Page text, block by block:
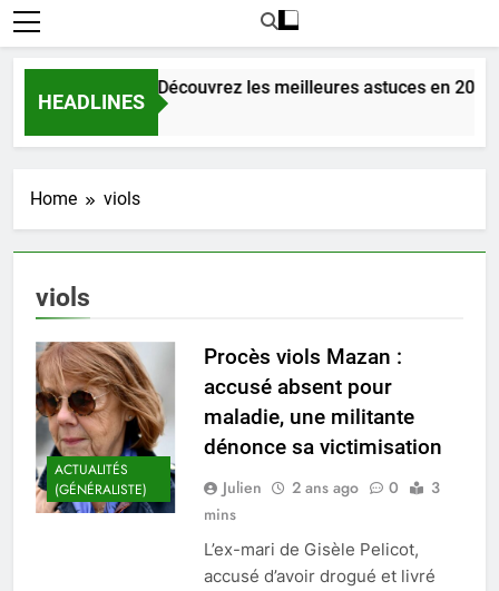
HEADLINES
dans le 56 : Découvrez les meilleures astuces en 2025.
Home viols
viols
ACTUALITÉS
(GÉNÉRALISTE)
Procès viols Mazan :
accusé absent pour
maladie, une militante
dénonce sa victimisation
Julien 2 ans ago 0
3
mins
L’ex-mari de Gisèle Pelicot,
accusé d’avoir drogué et livré